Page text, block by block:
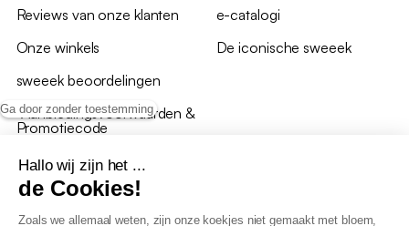
Ga door zonder toestemming
Hallo wij zijn het ...
de Cookies!
Zoals we allemaal weten, zijn onze koekjes niet gemaakt met bloem,
Reviews van onze klanten
Onze winkels
sweeek beoordelingen
*Aanbiedingsvoorwaarden &
Promotiecode
e-catalogi
De iconische sweeek